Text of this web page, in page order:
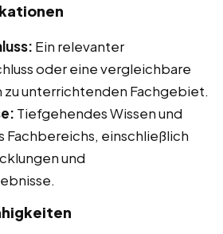
Ein relevanter
oder eine vergleichbare
zu unterrichtenden Fachgebiet.
Tiefgehendes Wissen und
Fachbereichs, einschließlich
und